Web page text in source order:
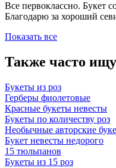
Все первоклассно. Букет
Благодарю за хороший
Показать все
Также часто
Букеты из роз
Герберы фиолетовые
Красные букеты невесты
Букеты по количеству роз
Необычные авторские
Букет невесты недорого
15 тюльпанов
Букеты из 15 роз